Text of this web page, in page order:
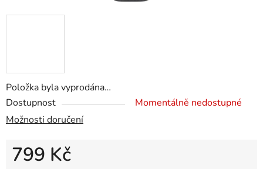
Položka byla vyprodána…
Dostupnost
Momentálně nedostupné
Možnosti doručení
799 Kč